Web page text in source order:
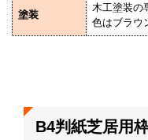
塗装
木工塗装の
色はブラウ
B4判紙芝居用